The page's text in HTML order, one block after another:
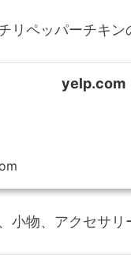
リペッパーチキン
yelp.com
小物、アクセサリ